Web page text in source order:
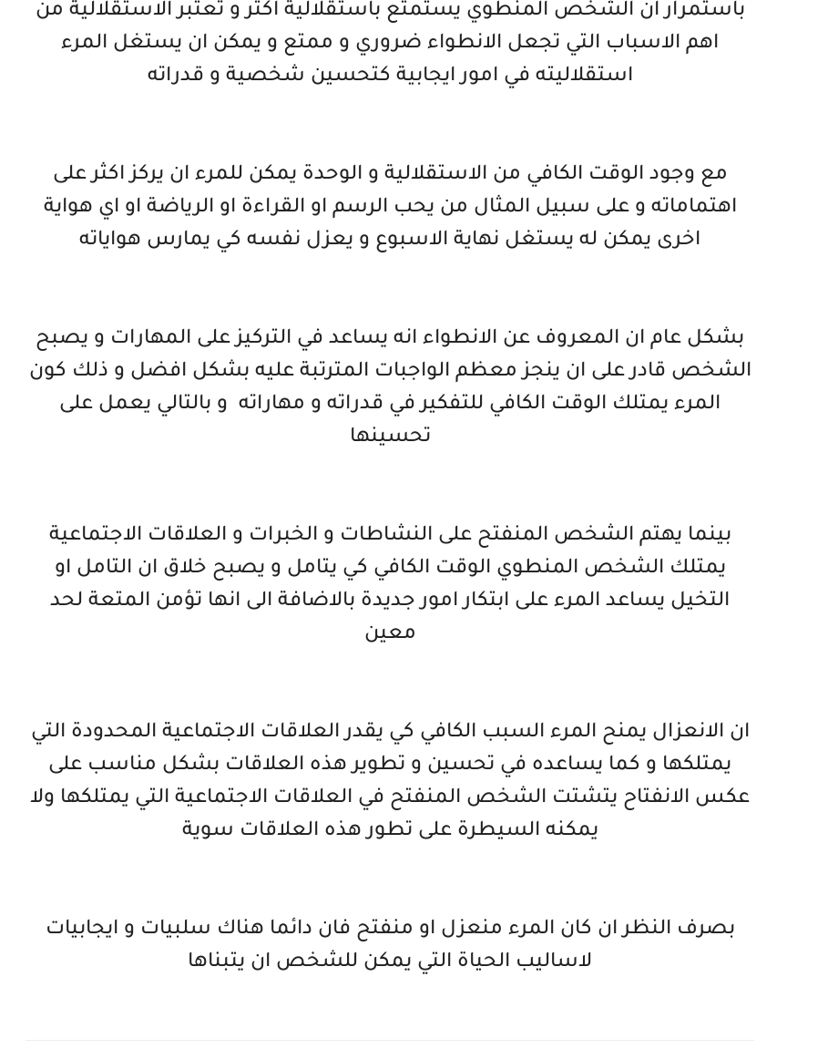
باستمرار ان الشخص المنطوي يستمتع باستقلالية اكثر و تعتبر الاستقلالية من
اهم الاسباب التي تجعل الانطواء ضروري و ممتع و يمكن ان يستغل المرء
استقلاليته في امور ايجابية كتحسين شخصية و قدراته
مع وجود الوقت الكافي من الاستقلالية و الوحدة يمكن للمرء ان يركز اكثر على
اهتماماته و على سبيل المثال من يحب الرسم او القراءة او الرياضة او اي هواية
اخرى يمكن له يستغل نهاية الاسبوع و يعزل نفسه كي يمارس هواياته
بشكل عام ان المعروف عن الانطواء انه يساعد في التركيز على المهارات و يصبح
الشخص قادر على ان ينجز معظم الواجبات المترتبة عليه بشكل افضل و ذلك كون
المرء يمتلك الوقت الكافي للتفكير في قدراته و مهاراته و بالتالي يعمل على
تحسينها
بينما يهتم الشخص المنفتح على النشاطات و الخبرات و العلاقات الاجتماعية
يمتلك الشخص المنطوي الوقت الكافي كي يتامل و يصبح خلاق ان التامل او
التخيل يساعد المرء على ابتكار امور جديدة بالاضافة الى انها تؤمن المتعة لحد
معين
ان الانعزال يمنح المرء السبب الكافي كي يقدر العلاقات الاجتماعية المحدودة التي
يمتلكها و كما يساعده في تحسين و تطوير هذه العلاقات بشكل مناسب على
عكس الانفتاح يتشتت الشخص المنفتح في العلاقات الاجتماعية التي يمتلكها ولا
يمكنه السيطرة على تطور هذه العلاقات سوية
بصرف النظر ان كان المرء منعزل او منفتح فان دائما هناك سلبيات و ايجابيات
لاساليب الحياة التي يمكن للشخص ان يتبناها